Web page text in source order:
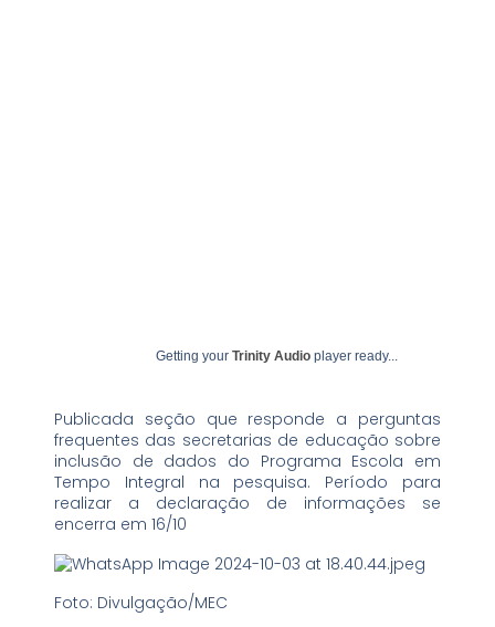
Getting your Trinity Audioplayer ready...
Publicada seção que responde a perguntas
frequentes das secretarias de educação sobre
inclusão de dados do Programa Escola em
Tempo Integral na pesquisa. Período para
realizar a declaração de informações se
encerra em 16/10
Foto: Divulgação/MEC